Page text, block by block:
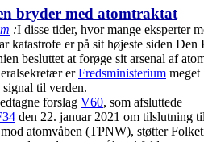
bryder med atomtraktat
:I disse tider, hvor mange eksperter
katastrofe er på sit højeste siden Den
besluttet at forøge sit arsenal af
erFredsministerium meget
til verden.
forslag V60, som afsluttede
den 22. januar 2021 om tilslutning
atomvåben (TPNW), støtter